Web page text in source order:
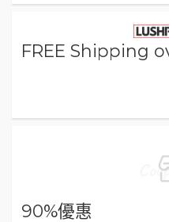
FREE Shipping
90%優惠